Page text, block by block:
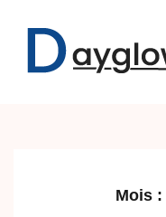
contenu
Mois :